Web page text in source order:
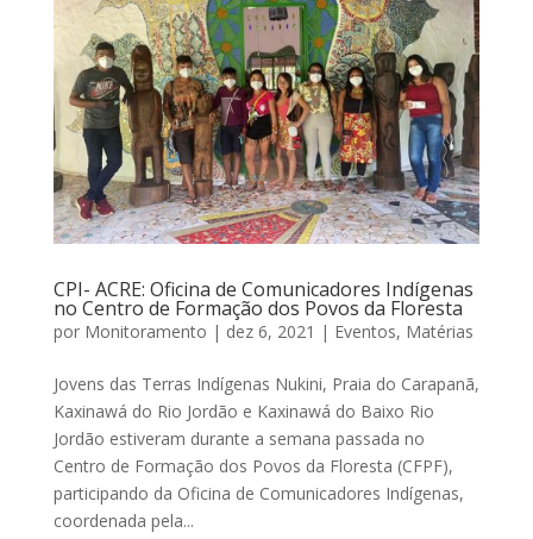
CPI- ACRE: Oficina de Comunicadores Indígenas
no Centro de Formação dos Povos da Floresta
por Monitoramento | dez 6, 2021 | Eventos, Matérias
Jovens das Terras Indígenas Nukini, Praia do Carapanã,
Kaxinawá do Rio Jordão e Kaxinawá do Baixo Rio
Jordão estiveram durante a semana passada no
Centro de Formação dos Povos da Floresta (CFPF),
participando da Oficina de Comunicadores Indígenas,
coordenada pela...